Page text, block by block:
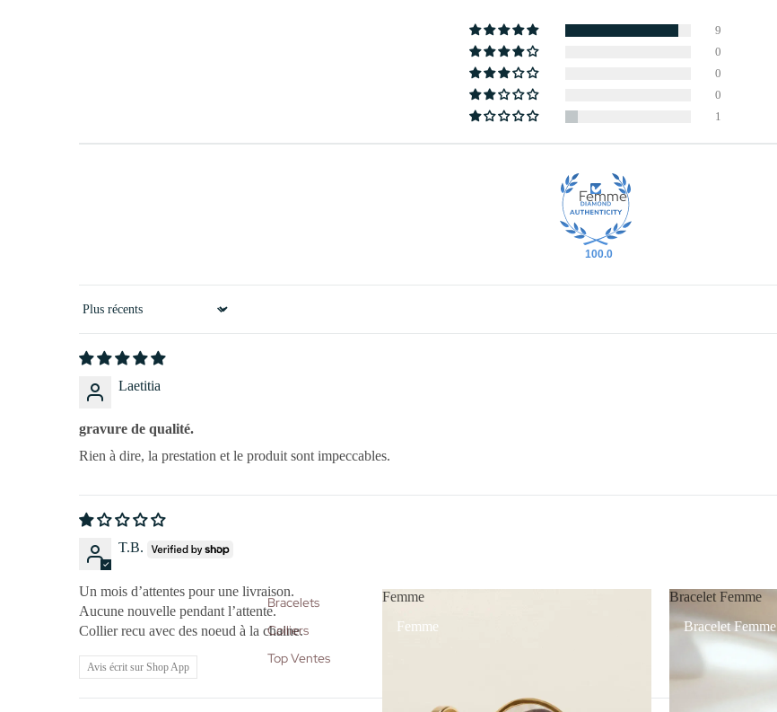
Femme
Bracelets
Colliers
Top Ventes
Femme
Femme
Bracelet Femme
Bracelet Femme
9
0
0
0
1
100.0
Sort by
Laetitia
gravure de qualité.
Rien à dire, la prestation et le produit sont impeccables.
T.B.
Un mois d’attentes pour une livraison.
Aucune nouvelle pendant l’attente.
Collier recu avec des noeud à la chaine.
Avis écrit sur Shop App